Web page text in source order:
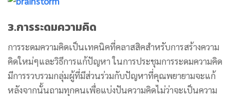
3.การระดมความคิด
การระดมความคิดเป็นเทคนิคที่คลาสสิคสำหรับการสร้างความ
คิดใหม่ๆและวิธีการแก้ปัญหา ในการประชุมการระดมความคิด
มีการรวบรวมกลุ่มผู้ที่มีส่วนร่วมกับปัญหาที่คุณพยายามจะแก้
หลังจากนั้นถามทุกคนเพื่อแบ่งปันความคิดไม่ว่าจะเป็นความ